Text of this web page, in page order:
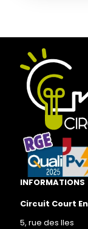
INFORMATIONS
Circuit Court
5, rue des Iles